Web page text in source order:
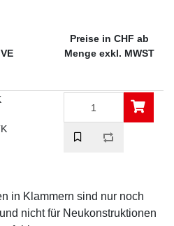
VE
Preise in CHF ab
Menge exkl. MWST
in Klammern sind nur noch
nicht für Neukonstruktionen